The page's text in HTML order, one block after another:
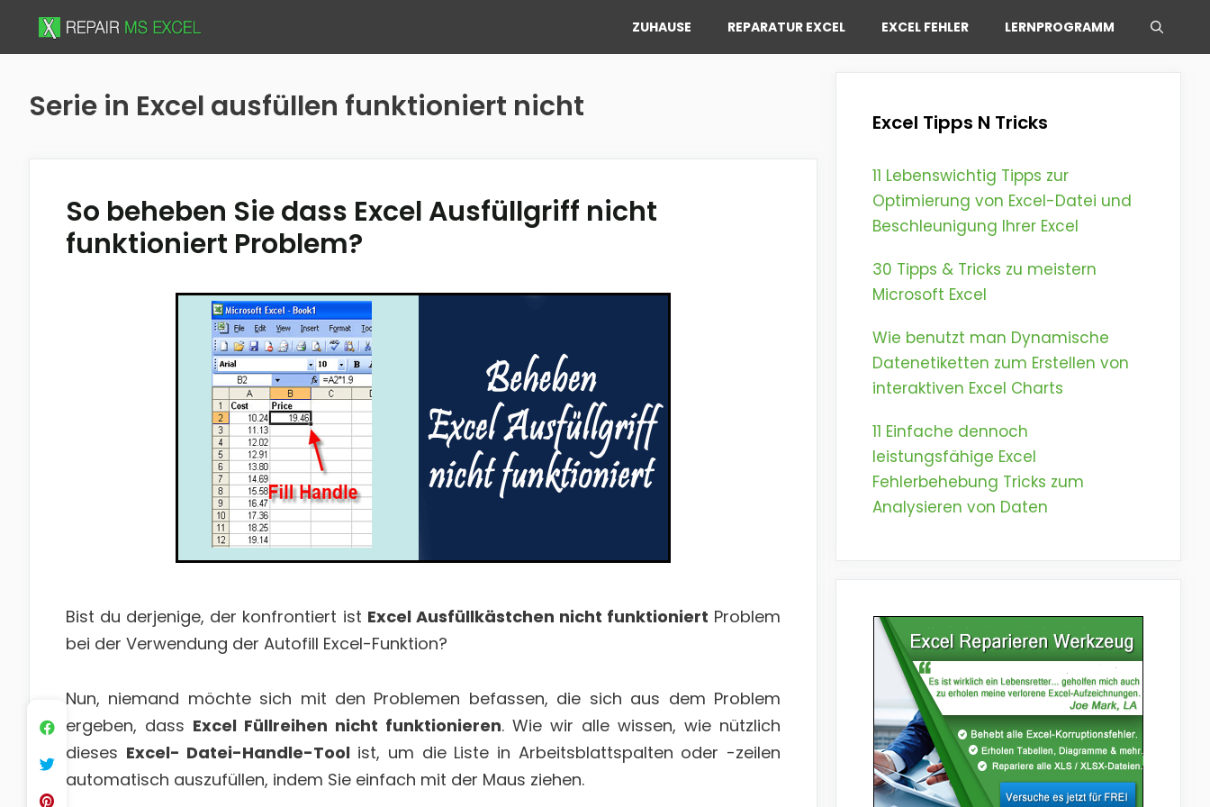
ZUHAUSE REPARATUR EXCEL EXCEL FEHLER LERNPROGRAMM
Serie in Excel ausfüllen funktioniert nicht
So beheben Sie dass Excel Ausfüllgriff nicht
funktioniert Problem?
Bist du derjenige, der konfrontiert ist Excel Ausfüllkästchen nicht funktioniert Problem
bei der Verwendung der Autofill Excel-Funktion?
Nun, niemand möchte sich mit den Problemen befassen, die sich aus dem Problem
ergeben, dass Excel Füllreihen nicht funktionieren. Wie wir alle wissen, wie nützlich
dieses Excel- Datei-Handle-Tool ist, um die Liste in Arbeitsblattspalten oder -zeilen
automatisch auszufüllen, indem Sie einfach mit der Maus ziehen.
Excel Tipps N Tricks
11 Lebenswichtig Tipps zur
Optimierung von Excel-Datei und
Beschleunigung Ihrer Excel
30 Tipps & Tricks zu meistern
Microsoft Excel
Wie benutzt man Dynamische
Datenetiketten zum Erstellen von
interaktiven Excel Charts
11 Einfache dennoch
leistungsfähige Excel
Fehlerbehebung Tricks zum
Analysieren von Daten